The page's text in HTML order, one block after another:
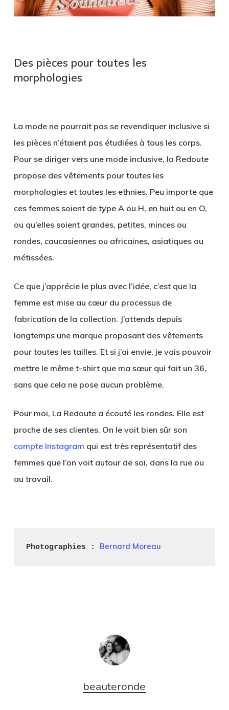
Des pièces pour toutes les
morphologies
La mode ne pourrait pas se revendiquer inclusive si
les pièces n’étaient pas étudiées à tous les corps.
Pour se diriger vers une mode inclusive, la Redoute
propose des vêtements pour toutes les
morphologies et toutes les ethnies. Peu importe que
ces femmes soient de type A ou H, en huit ou en O,
ou qu’elles soient grandes, petites, minces ou
rondes, caucasiennes ou africaines, asiatiques ou
métissées.
Ce que j’apprécie le plus avec l’idée, c’est que la
femme est mise au cœur du processus de
fabrication de la collection. J’attends depuis
longtemps une marque proposant des vêtements
pour toutes les tailles. Et si j’ai envie, je vais pouvoir
mettre le même t-shirt que ma sœur qui fait un 36,
sans que cela ne pose aucun problème.
Pour moi, La Redoute a écouté les rondes. Elle est
proche de ses clientes. On le voit bien sûr son
compte Instagram qui est très représentatif des
femmes que l’on voit autour de soi, dans la rue ou
au travail.
Photographies : Bernard Moreau
beauteronde